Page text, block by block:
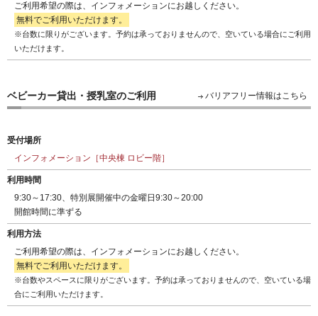
ご利用希望の際は、インフォメーションにお越しください。
無料でご利用いただけます。
※台数に限りがございます。予約は承っておりませんので、空いている場合にご利用
いただけます。
ベビーカー貸出・授乳室のご利用 バリアフリー情報はこちら
受付場所
インフォメーション［中央棟 ロビー階］
利用時間
9:30～17:30、特別展開催中の金曜日9:30～20:00
開館時間に準ずる
利用方法
ご利用希望の際は、インフォメーションにお越しください。
無料でご利用いただけます。
※台数やスペースに限りがございます。予約は承っておりませんので、空いている場
合にご利用いただけます。